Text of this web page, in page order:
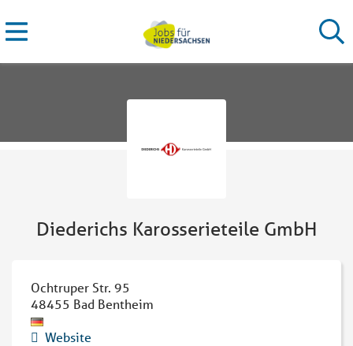
Diederichs Karosserieteile GmbH
Ochtruper Str. 95
48455 Bad Bentheim
Website